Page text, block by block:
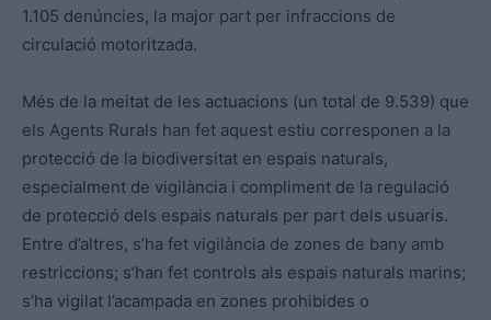
1.105 denúncies, la major part per infraccions de
circulació motoritzada.
Més de la meitat de les actuacions (un total de 9.539) que
els Agents Rurals han fet aquest estiu corresponen a la
protecció de la biodiversitat en espais naturals,
especialment de vigilància i compliment de la regulació
de protecció dels espais naturals per part dels usuaris.
Entre d’altres, s’ha fet vigilància de zones de bany amb
restriccions; s’han fet controls als espais naturals marins;
s’ha vigilat l’acampada en zones prohibides o